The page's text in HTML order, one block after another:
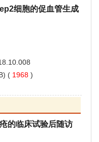
细胞的促血管生成
( 1968 )
的临床试验后随访